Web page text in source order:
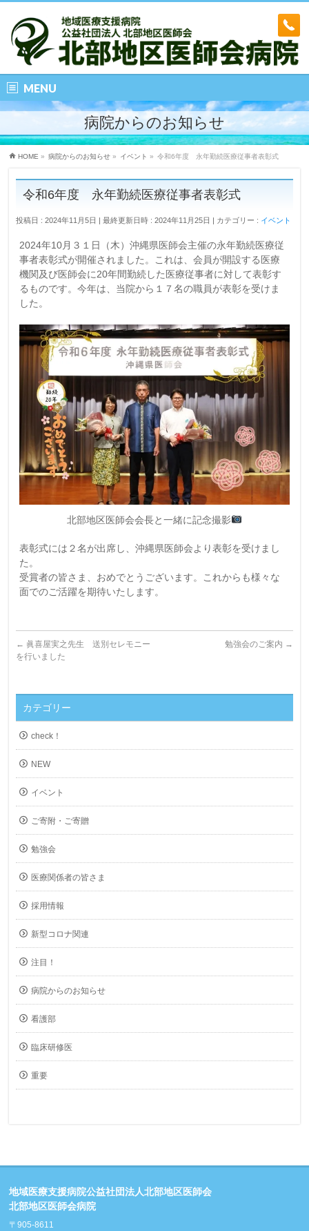
MENU
病院からのお知らせ
HOME » 病院からのお知らせ » イベント » 令和6年度 永年勤続医療従事者表彰式
令和6年度 永年勤続医療従事者表彰式
投稿日 : 2024年11月5日 最終更新日時 : 2024年11月25日 カテゴリー : イベント
2024年10月３１日（木）沖縄県医師会主催の永年勤続医療従
事者表彰式が開催されました。これは、会員が開設する医療
機関及び医師会に20年間勤続した医療従事者に対して表彰す
るものです。今年は、当院から１７名の職員が表彰を受けま
した。
北部地区医師会会長と一緒に記念撮影
表彰式には２名が出席し、沖縄県医師会より表彰を受けまし
た。
受賞者の皆さま、おめでとうございます。これからも様々な
面でのご活躍を期待いたします。
← 眞喜屋実之先生 送別セレモニー
を行いました
勉強会のご案内 →
カテゴリー
check！
NEW
イベント
ご寄附・ご寄贈
勉強会
医療関係者の皆さま
採用情報
新型コロナ関連
注目！
病院からのお知らせ
看護部
臨床研修医
重要
地域医療支援病院公益社団法人北部地区医師会
北部地区医師会病院
〒905-8611